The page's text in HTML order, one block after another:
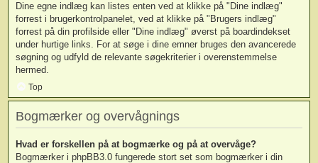
Dine egne indlæg kan listes enten ved at klikke på "Dine indlæg"
forrest i brugerkontrolpanelet, ved at klikke på "Brugers indlæg"
forrest på din profilside eller "Dine indlæg" øverst på boardindekset
under hurtige links. For at søge i dine emner bruges den avancerede
søgning og udfyld de relevante søgekriterier i overenstemmelse
hermed.
Top
Bogmærker og overvågnings
Hvad er forskellen på at bogmærke og på at overvåge?
Bogmærker i phpBB3.0 fungerede stort set som bogmærker i din